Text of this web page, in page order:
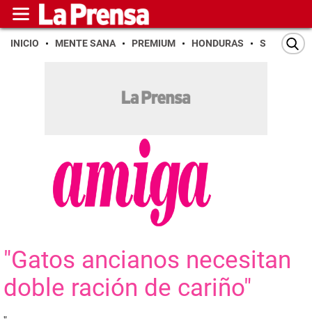
INICIO MENTE SANA PREMIUM HONDURAS SAN PEDRO
"Gatos ancianos necesitan
doble ración de cariño"
"